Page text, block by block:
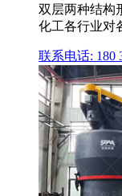
双层两种结构
化工各行业对
联系电话: 180